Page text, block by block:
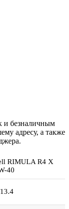
и безналичным
адресу, а также
RIMULA R4 X
40